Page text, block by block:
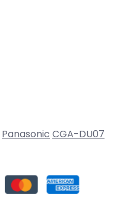
Panasonic CGA-DU07